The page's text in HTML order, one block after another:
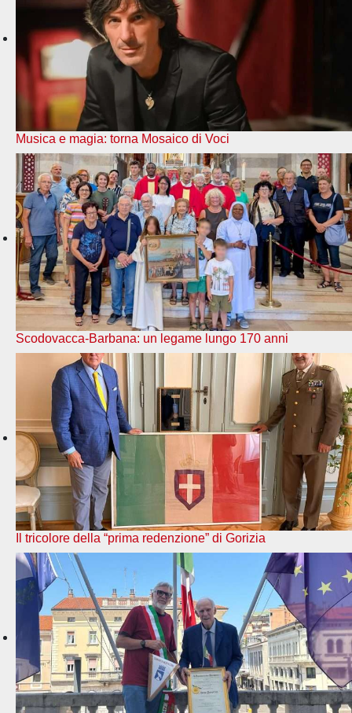
Musica e magia: torna Mosaico di Voci
Scodovacca-Barbana: un legame lungo 170 anni
Il tricolore della “prima redenzione” di Gorizia